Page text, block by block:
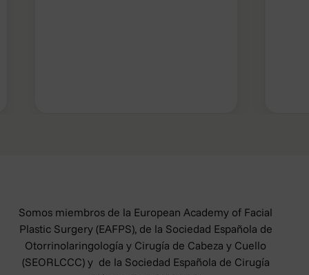
Somos miembros de la European Academy of Facial
Plastic Surgery (EAFPS), de la Sociedad Española de
Otorrinolaringología y Cirugía de Cabeza y Cuello
(SEORLCCC) y de la Sociedad Española de Cirugía